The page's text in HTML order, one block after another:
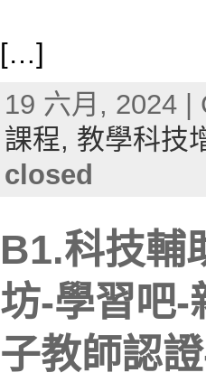
[…]
19 六月, 2024 |
課程, 教學科技
closed
B1.科技輔
坊-學習吧-
子教師認